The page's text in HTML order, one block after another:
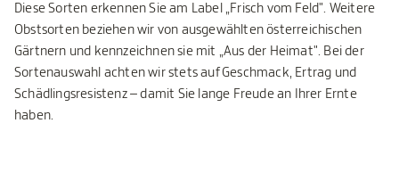
Diese Sorten erkennen Sie am Label „Frisch vom Feld". Weitere
Obstsorten beziehen wir von ausgewählten österreichischen
Gärtnern und kennzeichnen sie mit „Aus der Heimat". Bei der
Sortenauswahl achten wir stets auf Geschmack, Ertrag und
Schädlingsresistenz – damit Sie lange Freude an Ihrer Ernte
haben.